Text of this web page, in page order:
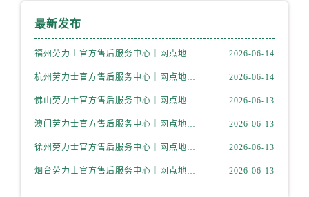
最新发布
福州劳力士官方售后服务中心｜网点地址与电话权威信息公示（2026年6月最新） 2026-06-14
杭州劳力士官方售后服务中心｜网点地址与电话权威信息公示（2026年6月最新） 2026-06-14
佛山劳力士官方售后服务中心｜网点地址与电话权威信息公示（2026年6月最新） 2026-06-13
澳门劳力士官方售后服务中心｜网点地址与电话权威信息公示（2026年6月最新） 2026-06-13
徐州劳力士官方售后服务中心｜网点地址与电话权威信息公示（2026年6月最新） 2026-06-13
烟台劳力士官方售后服务中心｜网点地址与电话权威信息公示（2026年6月最新） 2026-06-13